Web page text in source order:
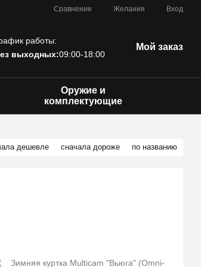
Сравнение Желания Вход
работы:
выходных:09:00-18:00
Мой заказ
Оружие и
комплектующие
дешевле сначала дороже по названию